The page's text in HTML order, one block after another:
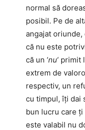
normal să
posibil. Pe de
angajat
că nu este
că un ‘nu‘ primit
extrem de
respectiv, un
cu timpul, îți dai
bun lucru care
este valabil nu